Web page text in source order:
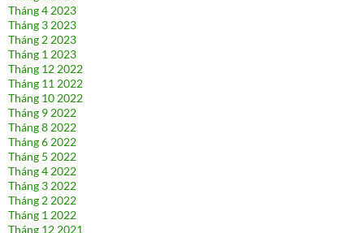
Tháng 4 2023
Tháng 3 2023
Tháng 2 2023
Tháng 1 2023
Tháng 12 2022
Tháng 11 2022
Tháng 10 2022
Tháng 9 2022
Tháng 8 2022
Tháng 6 2022
Tháng 5 2022
Tháng 4 2022
Tháng 3 2022
Tháng 2 2022
Tháng 1 2022
Tháng 12 2021